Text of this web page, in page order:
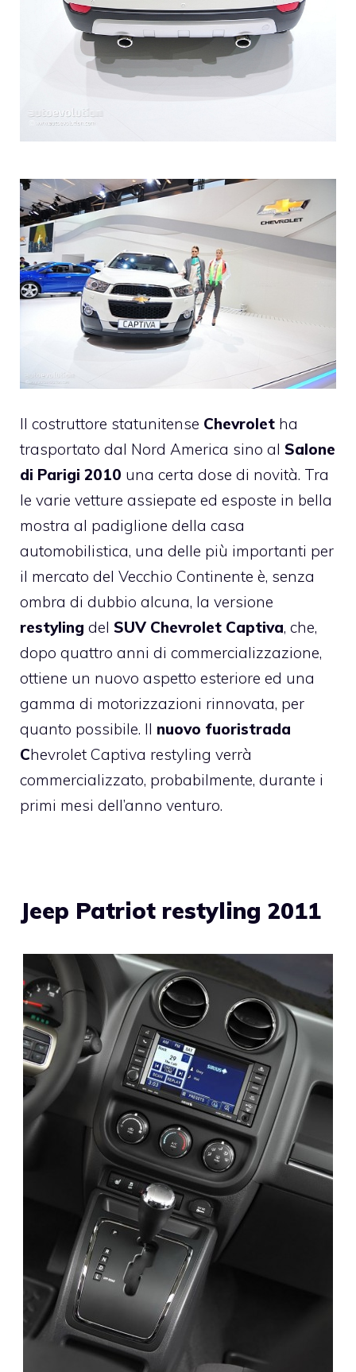
Il costruttore statunitense Chevrolet ha
trasportato dal Nord America sino al Salone
di Parigi 2010 una certa dose di novità. Tra
le varie vetture assiepate ed esposte in bella
mostra al padiglione della casa
automobilistica, una delle più importanti per
il mercato del Vecchio Continente è, senza
ombra di dubbio alcuna, la versione
restyling del SUV Chevrolet Captiva, che,
dopo quattro anni di commercializzazione,
ottiene un nuovo aspetto esteriore ed una
gamma di motorizzazioni rinnovata, per
quanto possibile. Il nuovo fuoristrada
Chevrolet Captiva restyling verrà
commercializzato, probabilmente, durante i
primi mesi dell’anno venturo.
Jeep Patriot restyling 2011